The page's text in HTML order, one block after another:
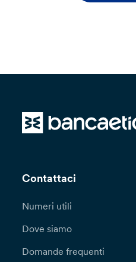
Contattaci
Numeri utili
Dove siamo
Domande frequenti